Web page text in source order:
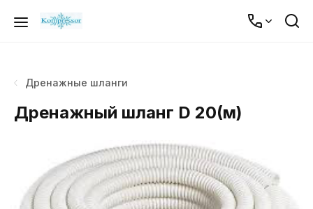
Дренажные шланги
Дренажный шланг D 20(м)